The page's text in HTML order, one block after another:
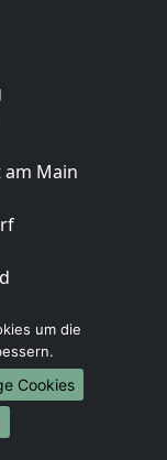
Main
um die
Cookies